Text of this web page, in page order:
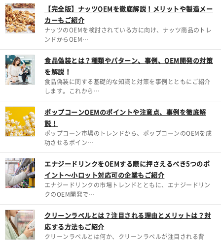
【完全版】ナッツOEMを徹底解説！メリットや製造メー
カーもご紹介
ナッツのOEMを検討されている方に向け、ナッツ商品のトレ
ンドからOEM…
食品偽装とは？種類やパターン、事例、OEM開発の対策
を解説！
食品偽装に関する基礎的な知識と対策を事例とともにご紹介
します。これから…
ポップコーンOEMのポイントや注意点、事例を徹底解
説！
ポップコーン市場のトレンドから、ポップコーンのOEMを成
功させるポイン…
エナジードリンクをOEMする際に押さえるべき5つのポ
イント～小ロット対応可の企業もご紹介
エナジードリンクの市場トレンドとともに、エナジードリン
クのOEM開発で…
クリーンラベルとは？注目される理由とメリットは？対
応する方法もご紹介
クリーンラベルとは何か、クリーンラベルが注目される背